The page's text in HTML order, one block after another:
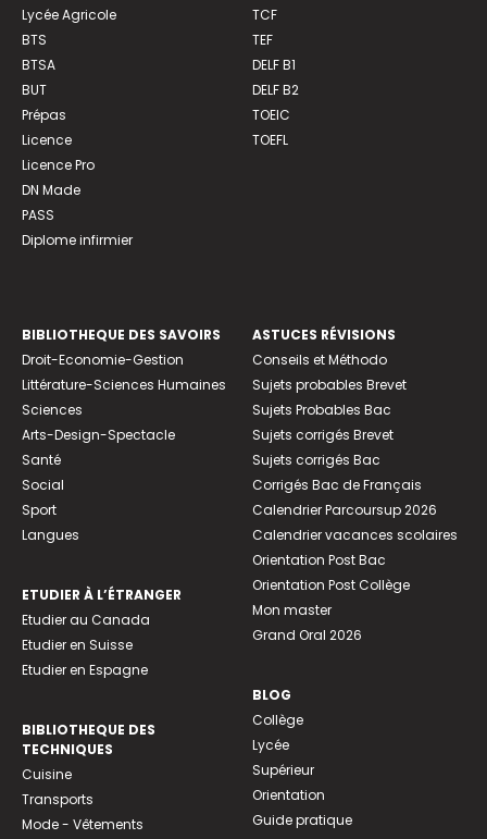
Lycée Agricole
BTS
BTSA
BUT
Prépas
Licence
Licence Pro
DN Made
PASS
Diplome infirmier
TCF
TEF
DELF B1
DELF B2
TOEIC
TOEFL
BIBLIOTHEQUE DES SAVOIRS
Droit-Economie-Gestion
Littérature-Sciences Humaines
Sciences
Arts-Design-Spectacle
Santé
Social
Sport
Langues
ETUDIER À L’ÉTRANGER
Etudier au Canada
Etudier en Suisse
Etudier en Espagne
BIBLIOTHEQUE DES
TECHNIQUES
Cuisine
Transports
Mode - Vêtements
ASTUCES RÉVISIONS
Conseils et Méthodo
Sujets probables Brevet
Sujets Probables Bac
Sujets corrigés Brevet
Sujets corrigés Bac
Corrigés Bac de Français
Calendrier Parcoursup 2026
Calendrier vacances scolaires
Orientation Post Bac
Orientation Post Collège
Mon master
Grand Oral 2026
BLOG
Collège
Lycée
Supérieur
Orientation
Guide pratique